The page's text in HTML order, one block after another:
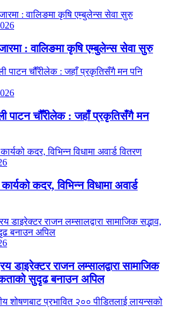
: वालिङमा कृषि एम्बुलेन्स सेवा सुरु
पाटन चौँरीलेक : जहाँ प्रकृतिसँगै मन
कदर, विभिन्न विधामा अवार्ड
डाइरेक्टर राजन लम्सालद्वारा सामाजिक
सुदृढ बनाउन अपिल